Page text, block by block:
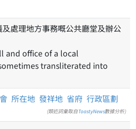
處理地方事務嘅公共廳堂及辦公
and office of a local
transliterated into
所在地 發祥地 省府 行政區劃
(類近詞彙取自ToastyNews數據分析)